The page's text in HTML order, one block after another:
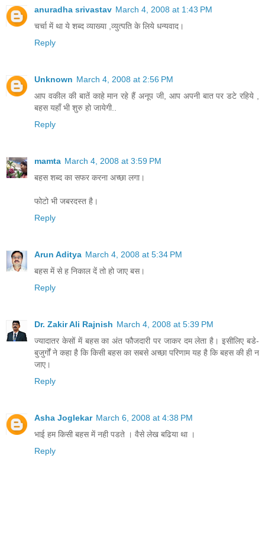
anuradha srivastav March 4, 2008 at 1:43 PM
चर्चा में था ये शब्द व्याख्या ,व्युत्पति के लिये धन्यवाद।
Reply
Unknown March 4, 2008 at 2:56 PM
आप वकील की बातें काहे मान रहे हैं अनूप जी, आप अपनी बात पर डटे रहिये ,
बहस यहाँ भी शुरु हो जायेगी..
Reply
mamta March 4, 2008 at 3:59 PM
बहस शब्द का सफर करना अच्छा लगा।
फोटो भी जबरदस्त है।
Reply
Arun Aditya March 4, 2008 at 5:34 PM
बहस में से ह निकाल दें तो हो जाए बस।
Reply
Dr. Zakir Ali Rajnish March 4, 2008 at 5:39 PM
ज्यादातर केसों में बहस का अंत फौजदारी पर जाकर दम लेता है। इसीलिए बडे-
बुजुर्गों ने कहा है कि किसी बहस का सबसे अच्छा परिणाम यह है कि बहस की ही न
जाए।
Reply
Asha Joglekar March 6, 2008 at 4:38 PM
भाई हम किसी बहस में नही पडते । वैसे लेख बढिया था ।
Reply